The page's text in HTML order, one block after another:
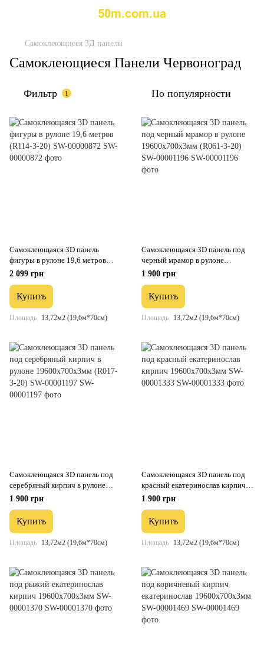
Самоклеющиеся 3Д панели
Самоклеющиеся Панели Червоноград
Фильтр 1 По популярности
Самоклеющаяся 3D панель
фигуры в рулоне 19,6 метров
(R114-3-20) SW-00000872
2 099 грн
Купить
Площадь 13,72м2 (19,6м*70см)
Самоклеющаяся 3D панель под
черный мрамор в рулоне
19600x700x3мм (R061-3-20) SW-
1 900 грн
Купить
Площадь 13,72м2 (19,6м*70см)
Самоклеющаяся 3D панель под
серебряный кирпич в рулоне
19600x700x3мм (R017-3-20) SW-
1 900 грн
Купить
Площадь 13,72м2 (19,6м*70см)
Самоклеющаяся 3D панель под
красный екатеринослав кирпич
19600x700x3мм SW-00001333
1 900 грн
Купить
Площадь 13,72м2 (19,6м*70см)